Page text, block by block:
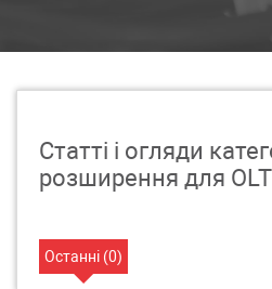
Статті і огляди
розширення для
Останні (0)